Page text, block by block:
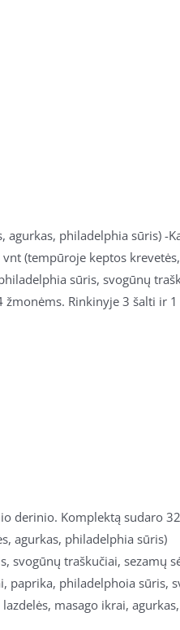
agurkas, philadelphia sūris)
(tempūroje keptos
sūris, svogūnų
Rinkinyje 3 šalti ir 1
derinio. Komplektą sudaro
agurkas, philadelphia sūris)
svogūnų traškučiai, sezamų
paprika, philadelphoia sūris,
masago ikrai,